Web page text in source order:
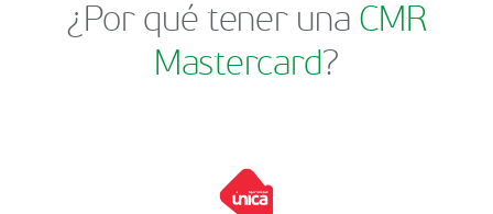
¿Por qué tener una CMR
Mastercard?